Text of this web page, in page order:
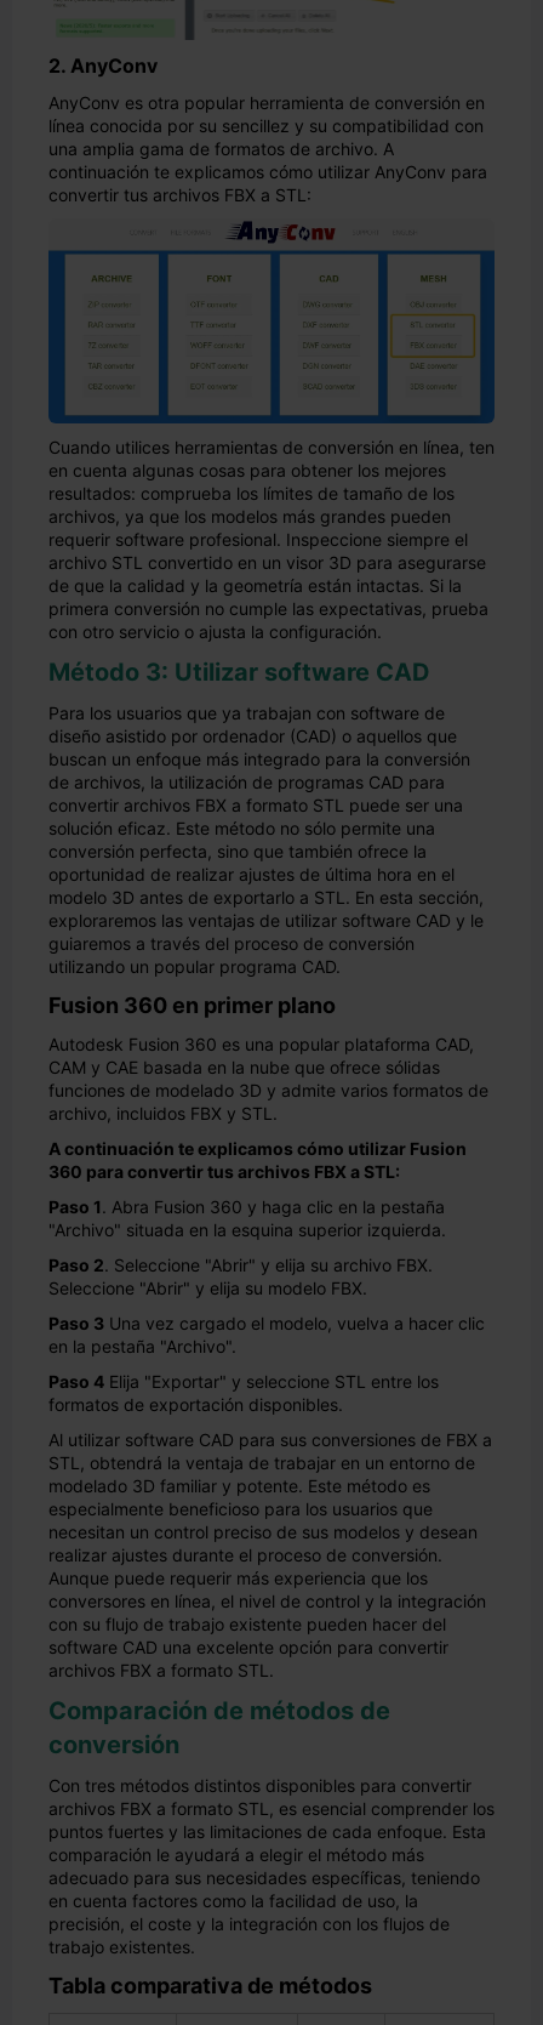
2. AnyConv
AnyConv es otra popular herramienta de conversión en
línea conocida por su sencillez y su compatibilidad con
una amplia gama de formatos de archivo. A
continuación te explicamos cómo utilizar AnyConv para
convertir tus archivos FBX a STL:
Cuando utilices herramientas de conversión en línea, ten
en cuenta algunas cosas para obtener los mejores
resultados: comprueba los límites de tamaño de los
archivos, ya que los modelos más grandes pueden
requerir software profesional. Inspeccione siempre el
archivo STL convertido en un visor 3D para asegurarse
de que la calidad y la geometría están intactas. Si la
primera conversión no cumple las expectativas, prueba
con otro servicio o ajusta la configuración.
Método 3: Utilizar software CAD
Para los usuarios que ya trabajan con software de
diseño asistido por ordenador (CAD) o aquellos que
buscan un enfoque más integrado para la conversión
de archivos, la utilización de programas CAD para
convertir archivos FBX a formato STL puede ser una
solución eficaz. Este método no sólo permite una
conversión perfecta, sino que también ofrece la
oportunidad de realizar ajustes de última hora en el
modelo 3D antes de exportarlo a STL. En esta sección,
exploraremos las ventajas de utilizar software CAD y le
guiaremos a través del proceso de conversión
utilizando un popular programa CAD.
Fusion 360 en primer plano
Autodesk Fusion 360 es una popular plataforma CAD,
CAM y CAE basada en la nube que ofrece sólidas
funciones de modelado 3D y admite varios formatos de
archivo, incluidos FBX y STL.
A continuación te explicamos cómo utilizar Fusion
360 para convertir tus archivos FBX a STL:
Paso 1. Abra Fusion 360 y haga clic en la pestaña
"Archivo" situada en la esquina superior izquierda.
Paso 2. Seleccione "Abrir" y elija su archivo FBX.
Seleccione "Abrir" y elija su modelo FBX.
Paso 3 Una vez cargado el modelo, vuelva a hacer clic
en la pestaña "Archivo".
Paso 4 Elija "Exportar" y seleccione STL entre los
formatos de exportación disponibles.
Al utilizar software CAD para sus conversiones de FBX a
STL, obtendrá la ventaja de trabajar en un entorno de
modelado 3D familiar y potente. Este método es
especialmente beneficioso para los usuarios que
necesitan un control preciso de sus modelos y desean
realizar ajustes durante el proceso de conversión.
Aunque puede requerir más experiencia que los
conversores en línea, el nivel de control y la integración
con su flujo de trabajo existente pueden hacer del
software CAD una excelente opción para convertir
archivos FBX a formato STL.
Comparación de métodos de
conversión
Con tres métodos distintos disponibles para convertir
archivos FBX a formato STL, es esencial comprender los
puntos fuertes y las limitaciones de cada enfoque. Esta
comparación le ayudará a elegir el método más
adecuado para sus necesidades específicas, teniendo
en cuenta factores como la facilidad de uso, la
precisión, el coste y la integración con los flujos de
trabajo existentes.
Tabla comparativa de métodos